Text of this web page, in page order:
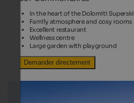
In the heart of the Dolomiti Superski
Family atmosphere and cosy rooms
Excellent restaurant
Wellness centre
Large garden with playground
Demander directement